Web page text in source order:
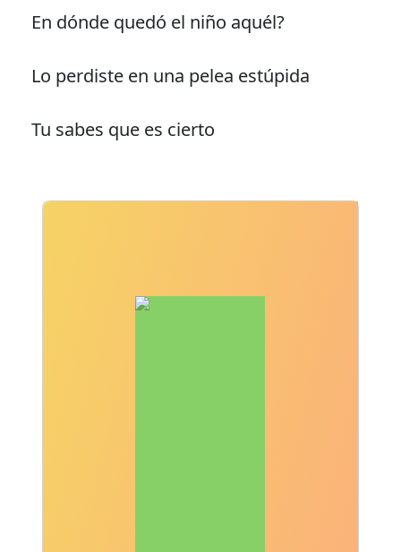
En dónde quedó el niño aquél?
Lo perdiste en una pelea estúpida
Tu sabes que es cierto